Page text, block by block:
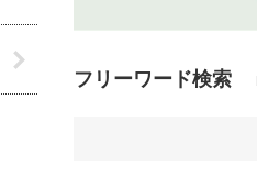
フリーワード検索